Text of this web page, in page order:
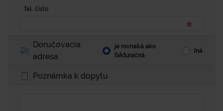
Tel. číslo
Doručovacia
adresa
je rovnaká ako
fakturačná
Iná
Poznámka k dopytu